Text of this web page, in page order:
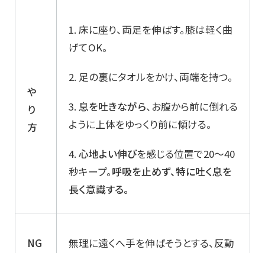
や
り
方
1. 床に座り、両足を伸ばす。膝は軽く曲
げてOK。
2. 足の裏にタオルをかけ、両端を持つ。
3. 息を吐きながら、お腹から前に倒れる
ように上体をゆっくり前に傾ける。
4. 心地よい伸びを感じる位置で20～40
秒キープ。呼吸を止めず、特に吐く息を
長く意識する。
NG
無理に遠くへ手を伸ばそうとする、反動